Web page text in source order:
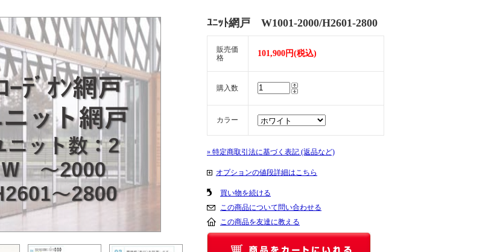
ﾕﾆｯﾄ網戸 W1001-2000/H2601-2800
販売価
格
101,900円(税込)
購入数
カラー
» 特定商取引法に基づく表記 (返品など)
オプションの値段詳細はこちら
買い物を続ける
この商品について問い合わせる
この商品を友達に教える